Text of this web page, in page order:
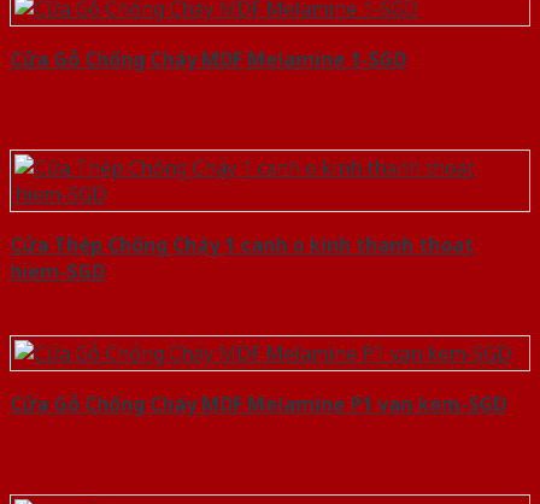
Cửa Gỗ Chống Cháy MDF Melamine 1-SGD
Cửa Thép Chống Cháy 1 canh o kinh thanh thoat
hiem-SGD
Cửa Gỗ Chống Cháy MDF Melamine P1 van kem-SGD